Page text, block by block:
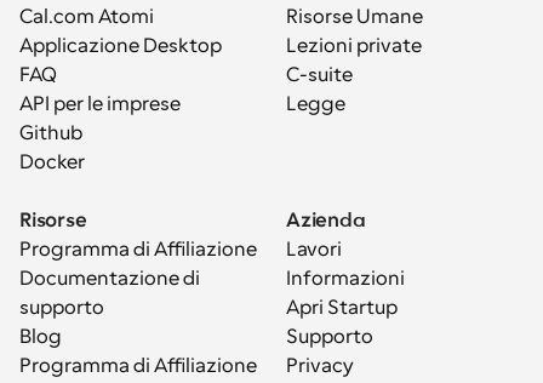
Cal.com Atomi
Applicazione Desktop
FAQ
API per le imprese
Github
Docker
Risorse Umane
Lezioni private
C-suite
Legge
Risorse
Programma di Affiliazione
Documentazione di
supporto
Blog
Programma di Affiliazione
Azienda
Lavori
Informazioni
Apri Startup
Supporto
Privacy